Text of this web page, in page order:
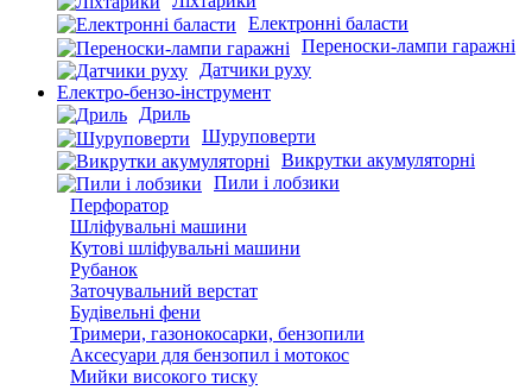
Ліхтарики
Електронні баласти
Переноски-лампи гаражні
Датчики руху
Електро-бензо-інструмент
Дриль
Шуруповерти
Викрутки акумуляторні
Пили і лобзики
Перфоратор
Шліфувальні машини
машини
Рубанок
Заточувальний верстат
Будівельні фени